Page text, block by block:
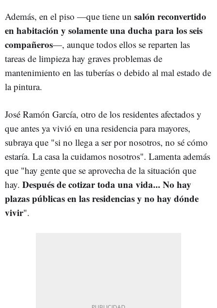
Además, en el piso —que tiene un salón reconvertido
en habitación y solamente una ducha para los seis
compañeros—, aunque todos ellos se reparten las
tareas de limpieza hay graves problemas de
mantenimiento en las tuberías o debido al mal estado de
la pintura.
José Ramón García, otro de los residentes afectados y
que antes ya vivió en una residencia para mayores,
subraya que "si no llega a ser por nosotros, no sé cómo
estaría. La casa la cuidamos nosotros". Lamenta además
que "hay gente que se aprovecha de la situación que
hay. Después de cotizar toda una vida... No hay
plazas públicas en las residencias y no hay dónde
vivir".